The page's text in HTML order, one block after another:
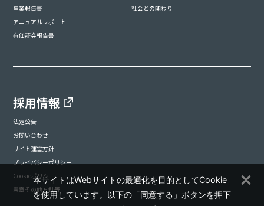
事業報告書
アニュアルレポート
有価証券報告書
社会との関わり
採用情報
法定公告
お問い合わせ
サイト運営方針
プライバシーポリシー
Cookieポリシー
憲章その他方針等
本サイトはWebサイトの最適化を目的としてCookie
を使用しています。以下の「同意する」ボタンを押下